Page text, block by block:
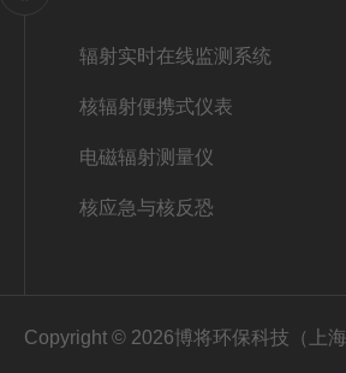
辐射实时在线监测系统
核辐射便携式仪表
电磁辐射测量仪
核应急与核反恐
Copyright © 2026博将环保科技（上